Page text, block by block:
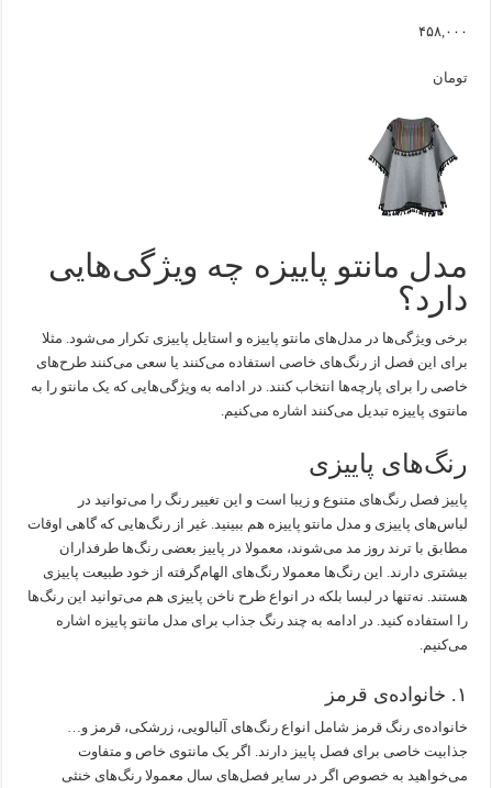
۴۵۸,۰۰۰
تومان
مدل مانتو پاییزه چه ویژگی‌هایی
دارد؟
برخی ویژگی‌ها در مدل‌های مانتو پاییزه و استایل پاییزی تکرار می‌شود. مثلا
برای این فصل از رنگ‌های خاصی استفاده می‌کنند یا سعی می‌کنند طرح‌های
خاصی را برای پارچه‌ها انتخاب کنند. در ادامه به ویژگی‌هایی که یک مانتو را به
مانتوی پاییزه تبدیل می‌کنند اشاره می‌کنیم.
رنگ‌های پاییزی
پاییز فصل رنگ‌های متنوع و زیبا است و این تغییر رنگ را می‌توانید در
لباس‌های پاییزی و مدل مانتو پاییزه هم ببینید. غیر از رنگ‌هایی که گاهی اوقات
مطابق با ترند روز مد می‌شوند، معمولا در پاییز بعضی رنگ‌ها طرفداران
بیشتری دارند. این رنگ‌ها معمولا رنگ‌های الهام‌گرفته از خود طبیعت پاییزی
هستند. نه‌تنها در لبسا بلکه در انواع طرح ناخن پاییزی هم می‌توانید این رنگ‌ها
را استفاده کنید. در ادامه به چند رنگ جذاب برای مدل مانتو پاییزه اشاره
می‌کنیم.
۱. خانواده‌ی قرمز
خانواده‌ی رنگ قرمز شامل انواع رنگ‌های آلبالویی، زرشکی، قرمز و…
جذابیت خاصی برای فصل پاییز دارند. اگر یک مانتوی خاص و متفاوت
می‌خواهید به خصوص اگر در سایر فصل‌های سال معمولا رنگ‌های خنثی